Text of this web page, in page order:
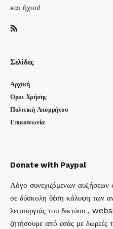
και ήχου!
Σελίδες
Αρχική
Οροι Χρήσης
Πολιτική Απορρήτου
Επικοινωνία
Donate with Paypal
Λόγο συνεχιζόμενων αυξήσεων
σε δύσκολη θέση κάλυψη των
λειτουργιάς του δικτύου ,
ζητήσουμε από εσάς με δωρεές